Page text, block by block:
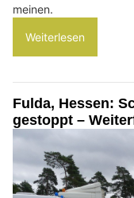
meinen.
Weiterlesen
Fulda, Hessen:
gestoppt –